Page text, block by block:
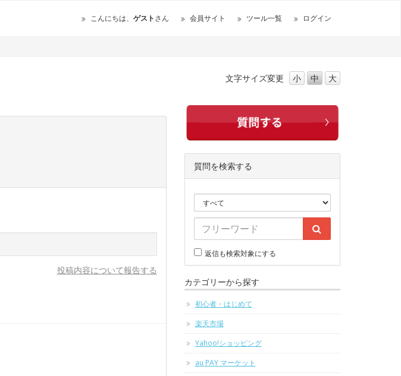
こんにちは、 ゲストさん 会員サイト ツール一覧 ログイン
文字サイズ変更 小 中 大
投稿内容について報告する
質問を検索する
返信も検索対象にする
カテゴリーから探す
初心者・はじめて
楽天市場
Yahoo!ショッピング
au PAY マーケット